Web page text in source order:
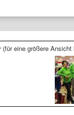
(für eine größere